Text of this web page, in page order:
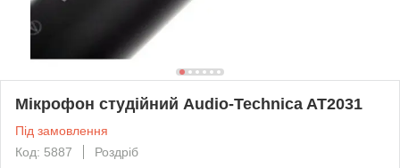
Мікрофон студійний Audio-Technica AT2031
Під замовлення
Код: 5887
Роздріб